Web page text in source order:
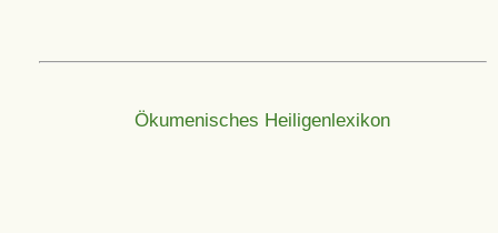
Ökumenisches Heiligenlexikon